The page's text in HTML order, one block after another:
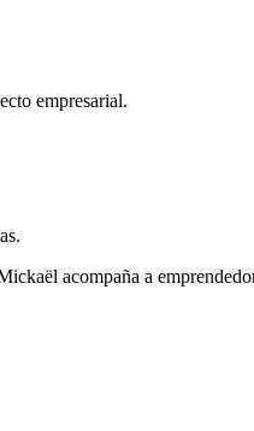
empresarial.
acompaña a